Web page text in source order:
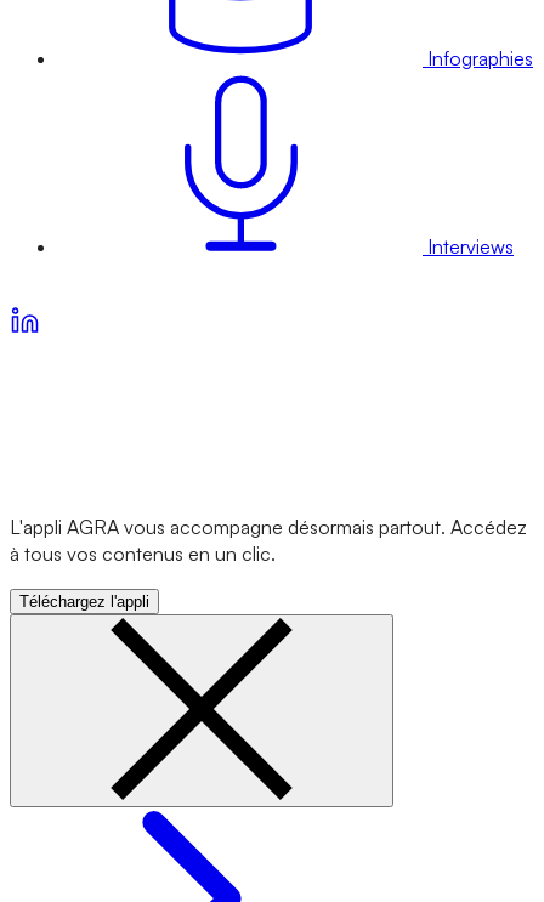
Infographies
Interviews
L'appli AGRA vous accompagne désormais partout. Accédez
à tous vos contenus en un clic.
Téléchargez l'appli